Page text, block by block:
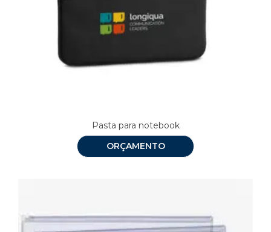
Pasta para notebook
ORÇAMENTO